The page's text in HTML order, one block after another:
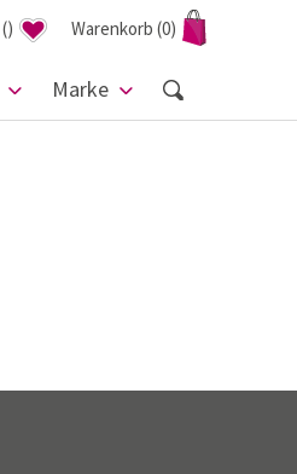
() Warenkorb (0)
Marke